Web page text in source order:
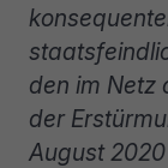
den im Netz
der
August